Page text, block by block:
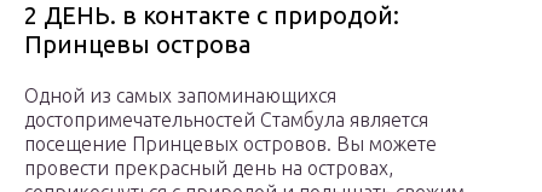
2 ДЕНЬ. в контакте с природой:
Принцевы острова
Одной из самых запоминающихся
достопримечательностей Стамбула является
посещение Принцевых островов. Вы можете
провести прекрасный день на островах,